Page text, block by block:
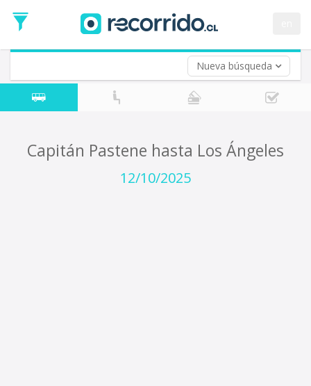
Nueva búsqueda
de
Ida
Vuelta (opcional)
Fecha
de
Capitán Pastene hasta Los Ángeles
12/10/2025